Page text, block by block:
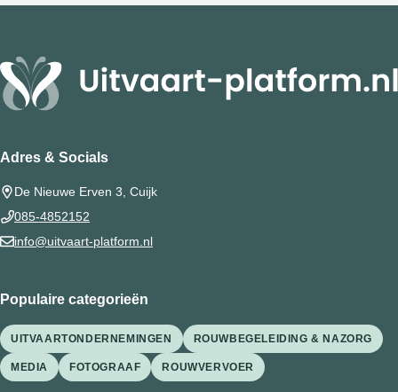
Adres & Socials
De Nieuwe Erven 3, Cuijk
085-4852152
info@uitvaart-platform.nl
Populaire categorieën
UITVAARTONDERNEMINGEN ROUWBEGELEIDING & NAZORG
MEDIA FOTOGRAAF ROUWVERVOER